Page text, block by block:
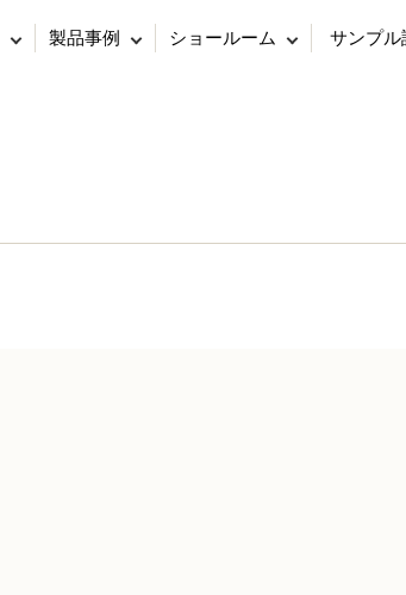
製品事例 ショールーム サンプル